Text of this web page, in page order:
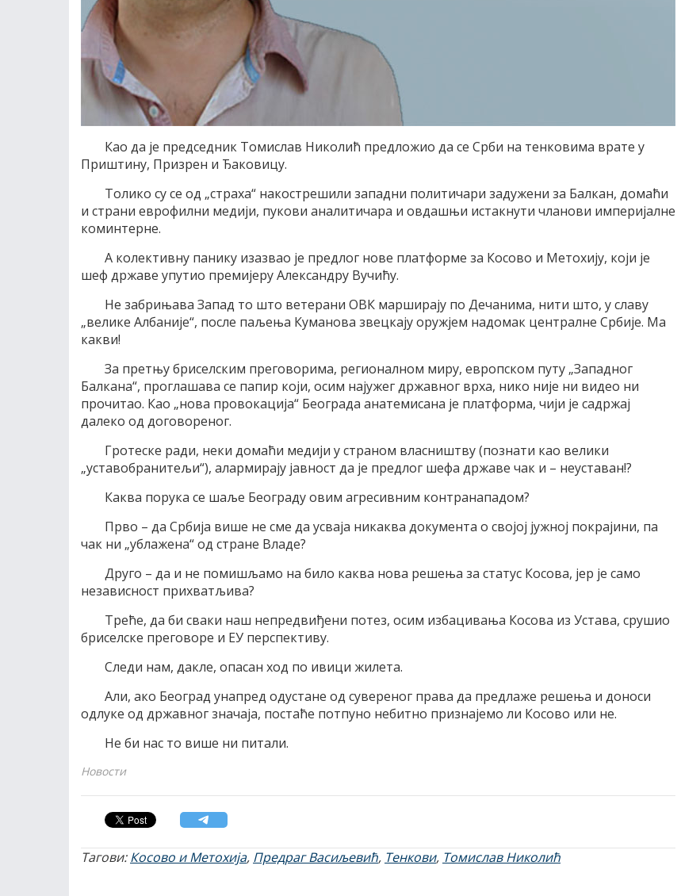
Као да је председник Томислав Николић предложио да се Срби на тенковима врате у
Приштину, Призрен и Ђаковицу.
Толико су се од „страха“ накострешили западни политичари задужени за Балкан, домаћи
и страни еврофилни медији, пукови аналитичара и овдашњи истакнути чланови империјалне
коминтерне.
А колективну панику изазвао је предлог нове платформе за Косово и Метохију, који је
шеф државе упутио премијеру Александру Вучићу.
Не забрињава Запад то што ветерани ОВК марширају по Дечанима, нити што, у славу
„велике Албаније“, после паљења Куманова звецкају оружјем надомак централне Србије. Ма
какви!
За претњу бриселским преговорима, регионалном миру, европском путу „Западног
Балкана“, проглашава се папир који, осим најужег државног врха, нико није ни видео ни
прочитао. Као „нова провокација“ Београда анатемисана је платформа, чији је садржај
далеко од договореног.
Гротеске ради, неки домаћи медији у страном власништву (познати као велики
„уставобранитељи“), алармирају јавност да је предлог шефа државе чак и – неуставан!?
Каква порука се шаље Београду овим агресивним контранападом?
Прво – да Србија више не сме да усваја никаква документа о својој јужној покрајини, па
чак ни „ублажена“ од стране Владе?
Друго – да и не помишљамо на било каква нова решења за статус Косова, јер је само
независност прихватљива?
Треће, да би сваки наш непредвиђени потез, осим избацивања Косова из Устава, срушио
бриселске преговоре и ЕУ перспективу.
Следи нам, дакле, опасан ход по ивици жилета.
Али, ако Београд унапред одустане од сувереног права да предлаже решења и доноси
одлуке од државног значаја, постаће потпуно небитно признајемо ли Косово или не.
Не би нас то више ни питали.
Новости
Тагови:Косово и Метохија, Предраг Васиљевић, Тенкови, Томислав Николић